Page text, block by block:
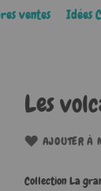
ventes Idées
Les
AJOUTER À
Collection La